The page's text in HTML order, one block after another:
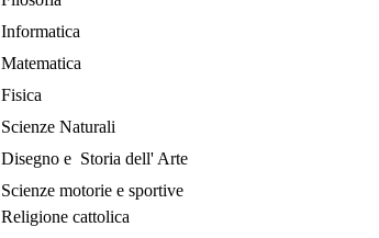
Informatica
Matematica
Fisica
Scienze Naturali
Disegno e Storia dell' Arte
Scienze motorie e sportive
Religione cattolica